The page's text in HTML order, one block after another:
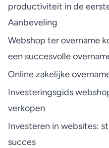
productiviteit in de
Aanbeveling
Webshop ter overname
een succesvolle
Online zakelijke
Investeringsgids
verkopen
Investeren in websites:
succes